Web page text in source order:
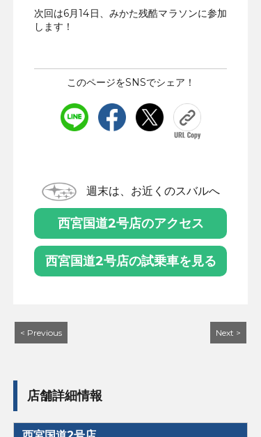
次回は6月14日、みかた残酷マラソンに参加
します！
このページをSNSでシェア！
週末は、お近くのスバルへ
西宮国道2号店のアクセス
西宮国道2号店の試乗車を見る
< Previous Next >
店舗詳細情報